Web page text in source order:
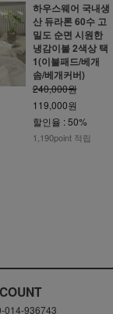
하우스웨어 국내생
산 듀라론 60수 고
밀도 순면 시원한
냉감이불 2색상 택
1(이불패드/베개
솜/베개커버)
240,000원
119,000원
할인율 : 50%
1,190point 적립
014-936743